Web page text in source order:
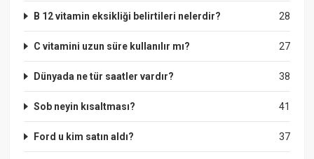
28
B 12 vitamin eksikliği belirtileri nelerdir?
27
C vitamini uzun süre kullanılır mı?
38
Dünyada ne tür saatler vardır?
41
Sob neyin kısaltması?
37
Ford u kim satın aldı?